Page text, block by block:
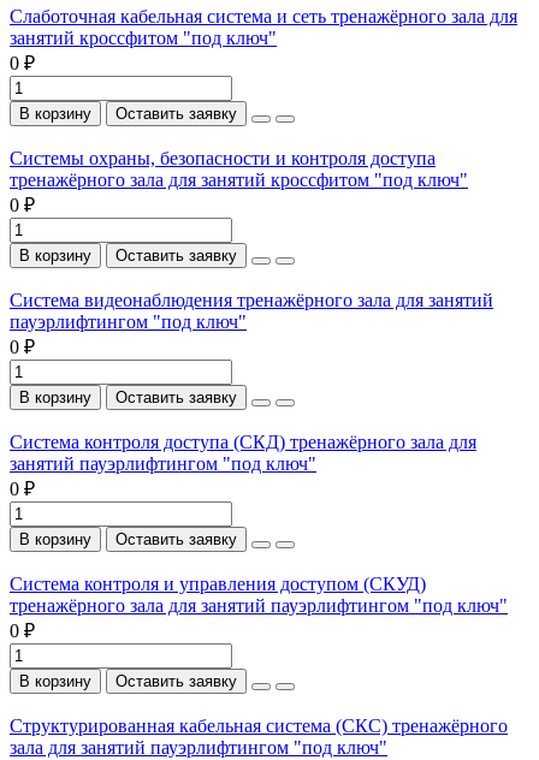
Слаботочная кабельная система и сеть тренажёрного зала для
занятий кроссфитом "под ключ"
0 ₽
В корзину Оставить заявку
Системы охраны, безопасности и контроля доступа
тренажёрного зала для занятий кроссфитом "под ключ"
0 ₽
В корзину Оставить заявку
Система видеонаблюдения тренажёрного зала для занятий
пауэрлифтингом "под ключ"
0 ₽
В корзину Оставить заявку
Система контроля доступа (СКД) тренажёрного зала для
занятий пауэрлифтингом "под ключ"
0 ₽
В корзину Оставить заявку
Система контроля и управления доступом (СКУД)
тренажёрного зала для занятий пауэрлифтингом "под ключ"
0 ₽
В корзину Оставить заявку
Структурированная кабельная система (СКС) тренажёрного
зала для занятий пауэрлифтингом "под ключ"